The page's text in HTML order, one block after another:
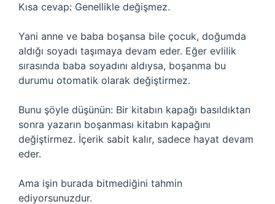
Kısa cevap: Genellikle değişmez.
Yani anne ve baba boşansa bile çocuk, doğumda
aldığı soyadı taşımaya devam eder. Eğer evlilik
sırasında baba soyadını aldıysa, boşanma bu
durumu otomatik olarak değiştirmez.
Bunu şöyle düşünün: Bir kitabın kapağı basıldıktan
sonra yazarın boşanması kitabın kapağını
değiştirmez. İçerik sabit kalır, sadece hayat devam
eder.
Ama işin burada bitmediğini tahmin
ediyorsunuzdur.